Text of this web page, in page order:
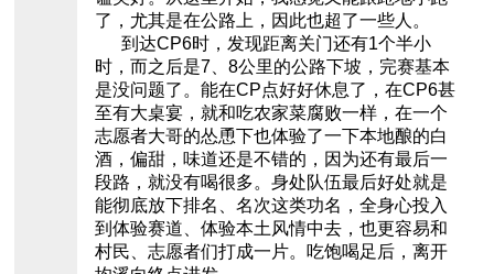
了，尤其是在公路上，因此也超了一些人。
到达CP6时，发现距离关门还有1个半小
时，而之后是7、8公里的公路下坡，完赛基本
是没问题了。能在CP点好好休息了，在CP6甚
至有大桌宴，就和吃农家菜腐败一样，在一个
志愿者大哥的怂恿下也体验了一下本地酿的白
酒，偏甜，味道还是不错的，因为还有最后一
段路，就没有喝很多。身处队伍最后好处就是
能彻底放下排名、名次这类功名，全身心投入
到体验赛道、体验本土风情中去，也更容易和
村民、志愿者们打成一片。吃饱喝足后，离开